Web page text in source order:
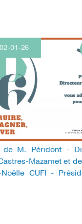
02-01-26
M. Péridont -
Mazamet et
Noëlle CUFI -